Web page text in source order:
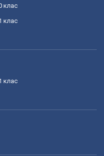
клас
клас
клас